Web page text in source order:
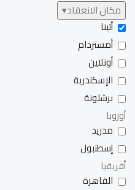
مكان الانعقاد▾
أثينا
أمستردام
أونلاين
الإسكندرية
برشلونة
أوروبا
مدريد
إسطنبول
أفريقيا
القاهرة